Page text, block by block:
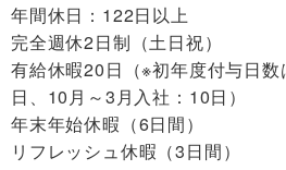
年間休日：122日以上
完全週休2日制（土日祝）
有給休暇20日（※初年度付与日
日、10月～3月入社：10日）
年末年始休暇（6日間）
リフレッシュ休暇（3日間）